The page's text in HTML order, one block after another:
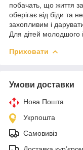
побачать, що життя
оберігає від біди та
захопливим і
Для дітей молодшого
Приховати
Умови доставки
Нова Пошта
Укрпошта
Самовивіз